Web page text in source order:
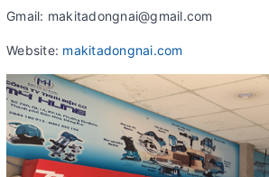
Gmail: makitadongnai@gmail.com
Website: makitadongnai.com